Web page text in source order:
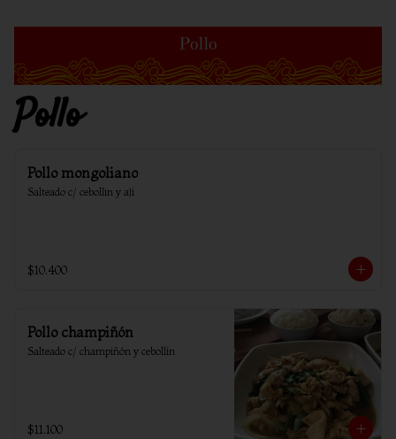
Pollo
Pollo mongoliano
Salteado c/ cebollin y aji
$10.400
Pollo champiñón
Salteado c/ champiñón y cebollín
$11.100